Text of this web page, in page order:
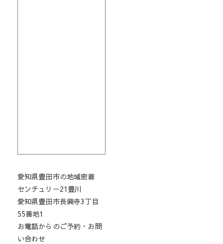
愛知県豊田市の地域密着
センチュリー21豊川
愛知県豊田市長興寺3丁目
55番地1
お電話からのご予約・お問
い合わせ